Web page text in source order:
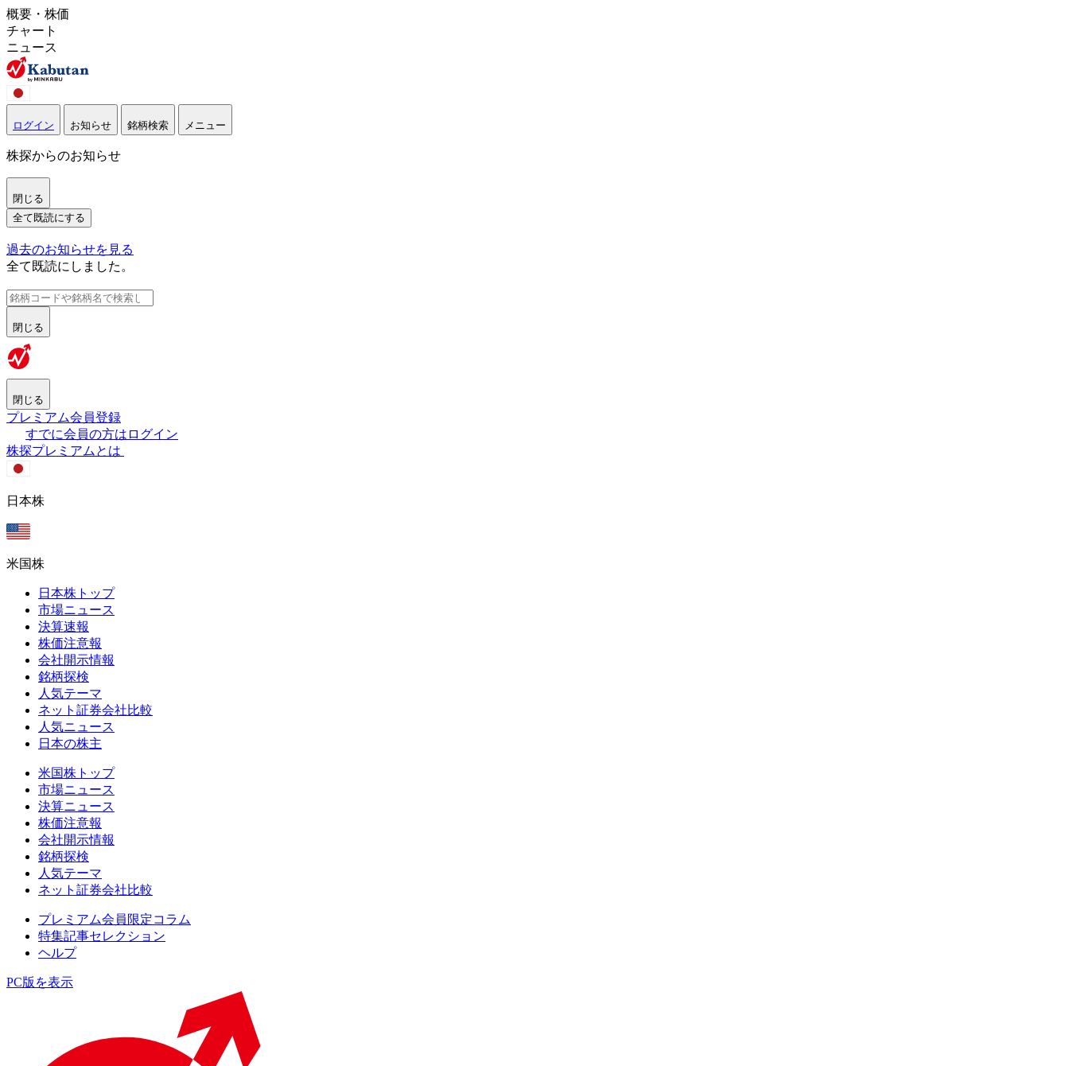
概要・株価
チャート
ニュース
ログイン お知らせ 銘柄検索 メニュー
株探からのお知らせ
閉じる
全て既読にする
過去のお知らせを見る
全て既読にしました。
閉じる
閉じる
プレミアム会員登録
すでに会員の方はログイン
株探プレミアムとは
日本株
米国株
日本株トップ
市場ニュース
決算速報
株価注意報
会社開示情報
銘柄探検
人気テーマ
ネット証券会社比較
人気ニュース
日本の株主
米国株トップ
市場ニュース
決算ニュース
株価注意報
会社開示情報
銘柄探検
人気テーマ
ネット証券会社比較
プレミアム会員限定コラム
特集記事セレクション
ヘルプ
PC版を表示